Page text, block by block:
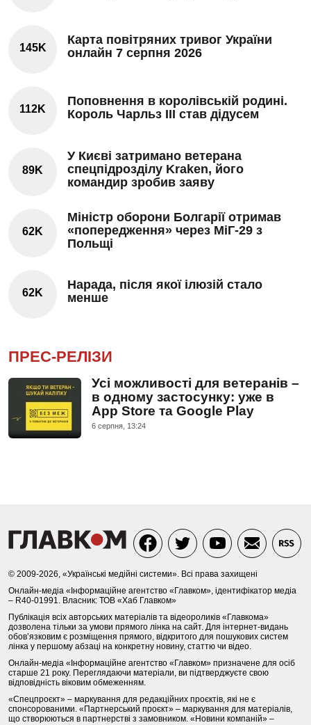
145K
Карта повітряних тривог України
онлайн 7 серпня 2026
112K
Поповнення в королівській родині.
Король Чарльз III став дідусем
89K
У Києві затримано ветерана
спецпідрозділу Kraken, його
командир зробив заяву
62K
Міністр оборони Болгарії отримав
«попередження» через МіГ-29 з
Польщі
62K
Нарада, після якої ілюзій стало
менше
ПРЕС-РЕЛІЗИ
Усі можливості для ветеранів –
в одному застосунку: уже в
App Store та Google Play
6 серпня, 13:24
© 2009-2026, «Українські медійні системи». Всі права захищені
Онлайн-медіа «Інформаційне агентство «Главком», ідентифікатор медіа
– R40-01991. Власник: ТОВ «Хаб Главком»
Публікація всіх авторських матеріалів та відеороликів «Главкома»
дозволена тільки за умови прямого лінка на сайт. Для інтернет-видань
обов’язковим є розміщення прямого, відкритого для пошукових систем
лінка у першому абзаці на конкретну новину, статтю чи відео.
Онлайн-медіа «Інформаційне агентство «Главком» призначене для осіб
старше 21 року. Переглядаючи матеріали, ви підтверджуєте свою
відповідність віковим обмеженням.
«Спецпроєкт» – маркування для редакційних проєктів, які не є
спонсорованими. «Партнерський проєкт» – маркування для матеріалів,
що створюються в партнерстві з замовником. «Новини компаній» –